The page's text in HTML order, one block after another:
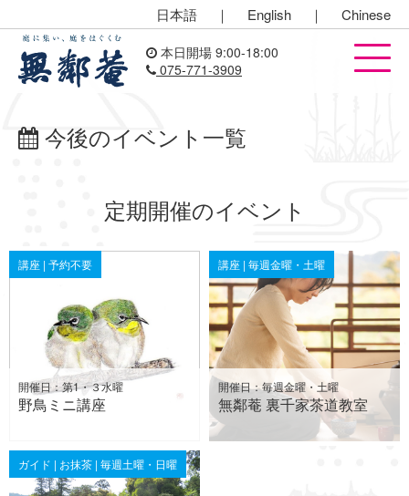
日本語 ｜ English ｜ Chinese
本日開場 9:00-18:00
075-771-3909
今後のイベント一覧
定期開催のイベント
講座 | 予約不要
開催日：第1・３水曜
野鳥ミニ講座
講座 | 毎週金曜・土曜
開催日：毎週金曜・土曜
無鄰菴 裏千家茶道教室
ガイド | お抹茶 | 毎週土曜・日曜